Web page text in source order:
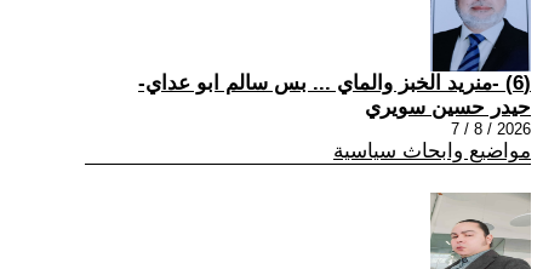
(6) -منريد الخبز والماي ... بس سالم ابو عداي-
حيدر حسين سويري
2026 / 8 / 7
مواضيع وابحاث سياسية